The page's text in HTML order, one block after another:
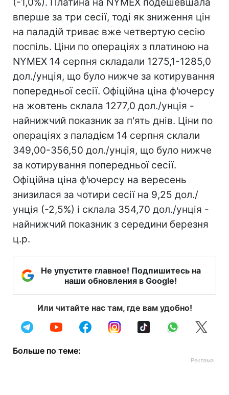
вперше за три сесії, тоді як зниження цін
на паладій триває вже четвертую сесію
поспіль. Ціни по операціях з платиною на
NYMEX 14 серпня складали 1275,1-1285,0
дол./унція, що було нижче за котирування
попередньої сесії. Офіційна ціна ф'ючерсу
на жовтень склала 1277,0 дол./унція -
найнижчий показник за п'ять днів. Ціни по
операціях з паладієм 14 серпня склали
349,00-356,50 дол./унція, що було нижче
за котирування попередньої сесії.
Офіційна ціна ф'ючерсу на вересень
знизилася за чотири сесії на 9,25 дол./
унція (-2,5%) і склала 354,70 дол./унція -
найнижчий показник з середини березня
ц.р.
Не упустите главное! Подпишитесь на
наши обновления в Google!
Или читайте нас там, где вам удобно!
Больше по теме: